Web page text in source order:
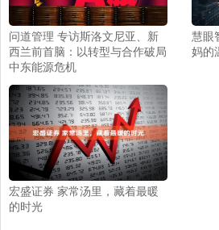
问道管理 专访斯洛文尼亚、新
西兰前首脑：以转型与合作破局
中东能源危机
慧眼
妈的
宏盛证券 家常汤里，藏着最暖
的时光